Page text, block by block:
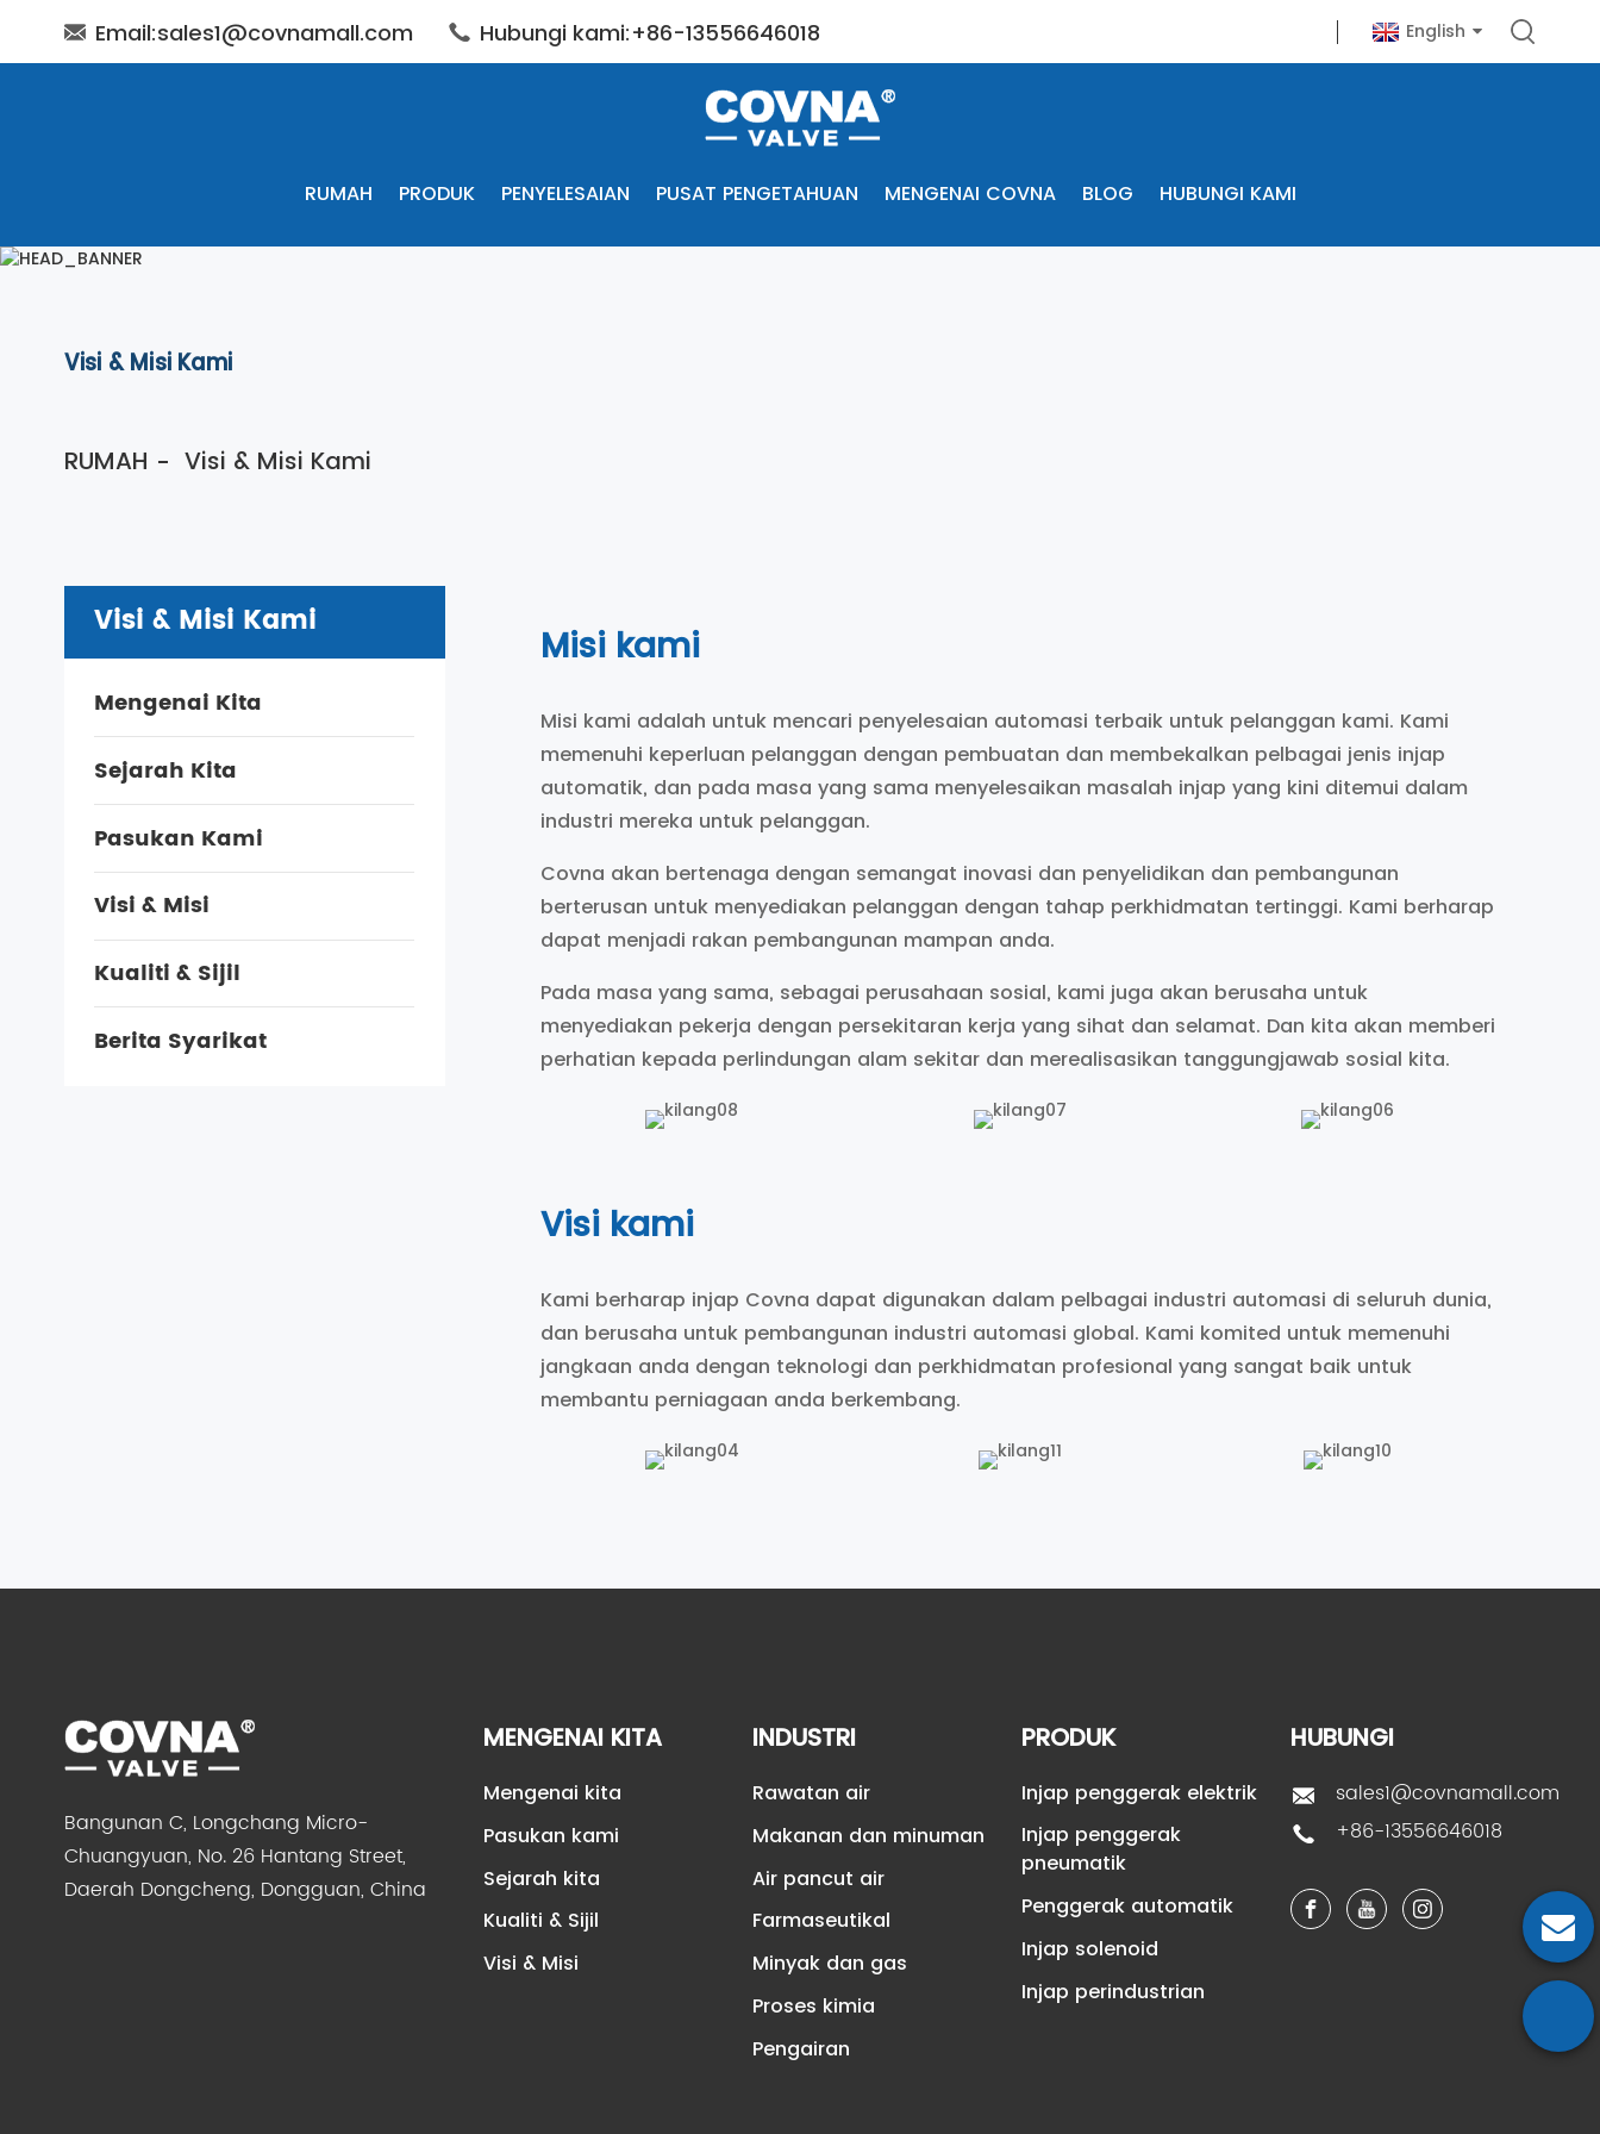
Email:sales1@covnamall.com Hubungi kami:+86-13556646018 English
RUMAH PRODUK PENYELESAIAN PUSAT PENGETAHUAN MENGENAI COVNA BLOG HUBUNGI KAMI
Visi & Misi Kami
RUMAH Visi & Misi Kami
Visi & Misi Kami
Mengenai Kita
Sejarah Kita
Pasukan Kami
Visi & Misi
Kualiti & Sijil
Berita Syarikat
Misi kami
Misi kami adalah untuk mencari penyelesaian automasi terbaik untuk pelanggan kami. Kami
memenuhi keperluan pelanggan dengan pembuatan dan membekalkan pelbagai jenis injap
automatik, dan pada masa yang sama menyelesaikan masalah injap yang kini ditemui dalam
industri mereka untuk pelanggan.
Covna akan bertenaga dengan semangat inovasi dan penyelidikan dan pembangunan
berterusan untuk menyediakan pelanggan dengan tahap perkhidmatan tertinggi. Kami berharap
dapat menjadi rakan pembangunan mampan anda.
Pada masa yang sama, sebagai perusahaan sosial, kami juga akan berusaha untuk
menyediakan pekerja dengan persekitaran kerja yang sihat dan selamat. Dan kita akan memberi
perhatian kepada perlindungan alam sekitar dan merealisasikan tanggungjawab sosial kita.
Visi kami
Kami berharap injap Covna dapat digunakan dalam pelbagai industri automasi di seluruh dunia,
dan berusaha untuk pembangunan industri automasi global. Kami komited untuk memenuhi
jangkaan anda dengan teknologi dan perkhidmatan profesional yang sangat baik untuk
membantu perniagaan anda berkembang.
Bangunan C, Longchang Micro-
Chuangyuan, No. 26 Hantang Street,
Daerah Dongcheng, Dongguan, China
MENGENAI KITA
Mengenai kita
Pasukan kami
Sejarah kita
Kualiti & Sijil
Visi & Misi
INDUSTRI
Rawatan air
Makanan dan minuman
Air pancut air
Farmaseutikal
Minyak dan gas
Proses kimia
Pengairan
PRODUK
Injap penggerak elektrik
Injap penggerak
pneumatik
Penggerak automatik
Injap solenoid
Injap perindustrian
HUBUNGI
sales1@covnamall.com
+86-13556646018